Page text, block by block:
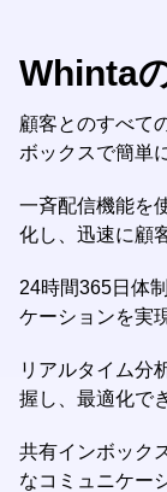
Whinta
顧客とのすべて
ボックスで簡単
一斉配信機能を
化し、迅速に顧
24時間365日体
ケーションを実
リアルタイム分
握し、最適化で
共有インボック
なコミュニケー